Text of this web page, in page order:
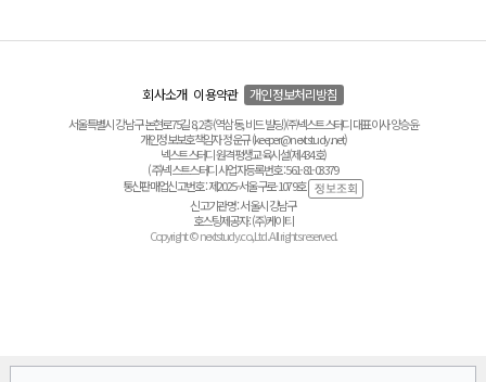
회사소개 이용약관 개인정보처리방침
서울특별시 강남구 논현로75길 8, 2층(역삼동, 비드 빌딩) ㈜넥스트스터디 대표이사 양승윤
개인정보보호책임자 정운규 (keeper@nextstudy.net)
넥스트스터디 원격평생교육시설(제434호)
(주)넥스트스터디 사업자등록번호 : 561-81-03379
통신판매업신고번호 : 제2025-서울구로-1079호
신고기관명 : 서울시 강남구
호스팅제공자 : (주)케이티
Copyright © nextstudy.co.,Ltd. All rights reserved.